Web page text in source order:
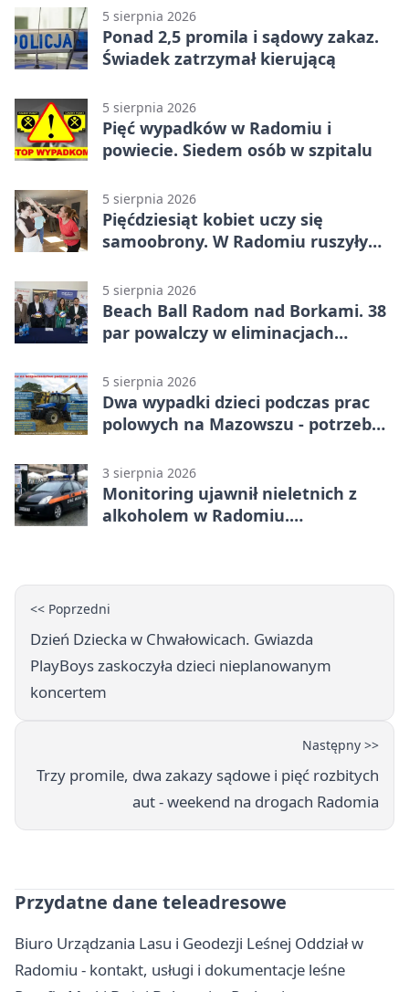
5 sierpnia 2026
Ponad 2,5 promila i sądowy zakaz.
Świadek zatrzymał kierującą
5 sierpnia 2026
Pięć wypadków w Radomiu i
powiecie. Siedem osób w szpitalu
5 sierpnia 2026
Pięćdziesiąt kobiet uczy się
samoobrony. W Radomiu ruszyły
5 sierpnia 2026
Beach Ball Radom nad Borkami. 38
par powalczy w eliminacjach
5 sierpnia 2026
Dwa wypadki dzieci podczas prac
polowych na Mazowszu - potrzebna
3 sierpnia 2026
Monitoring ujawnił nieletnich z
alkoholem w Radomiu.
<< Poprzedni
Dzień Dziecka w Chwałowicach. Gwiazda
PlayBoys zaskoczyła dzieci nieplanowanym
koncertem
Następny >>
Trzy promile, dwa zakazy sądowe i pięć rozbitych
aut - weekend na drogach Radomia
Przydatne dane teleadresowe
Biuro Urządzania Lasu i Geodezji Leśnej Oddział w
Radomiu - kontakt, usługi i dokumentacje leśne